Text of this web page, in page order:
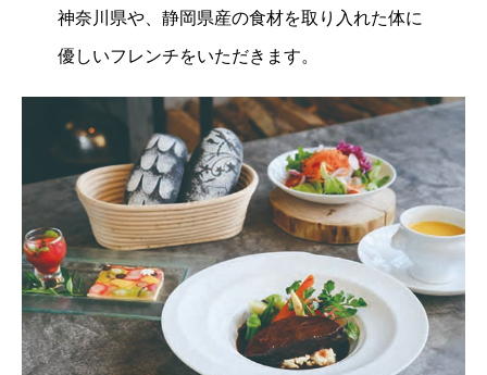
神奈川県や、静岡県産の食材を取り入れた体に
優しいフレンチをいただきます。